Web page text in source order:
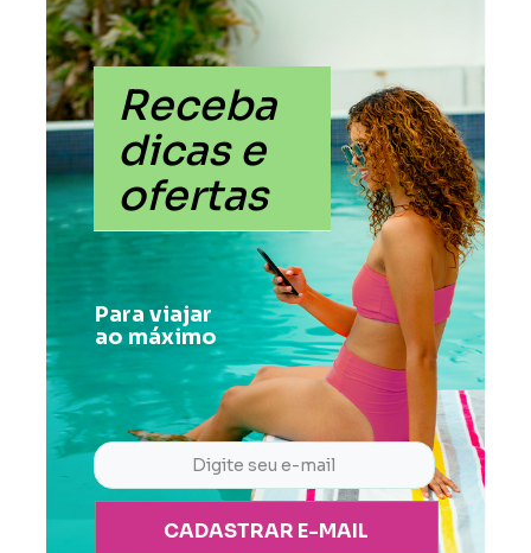
Receba
dicas e
ofertas
Para viajar
ao máximo
CADASTRAR E-MAIL